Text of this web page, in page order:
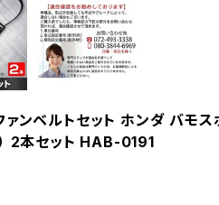
ァンベルトセット ホンダ バモ
2本セット HAB-0191